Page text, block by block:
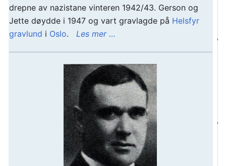
drepne av nazistane vinteren 1942/43. Gerson og
Jette døydde i 1947 og vart gravlagde på Helsfyr
gravlund i Oslo. Les mer …